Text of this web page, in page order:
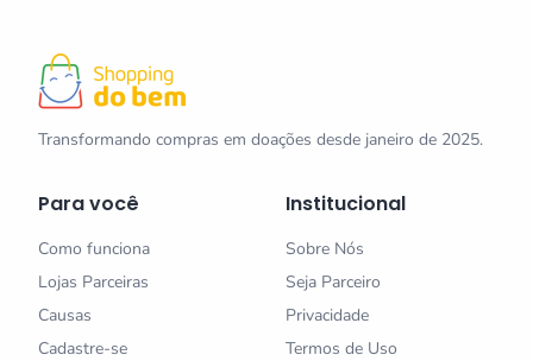
Transformando compras em doações desde janeiro de 2025.
Para você
Como funciona
Lojas Parceiras
Causas
Cadastre-se
Institucional
Sobre Nós
Seja Parceiro
Privacidade
Termos de Uso